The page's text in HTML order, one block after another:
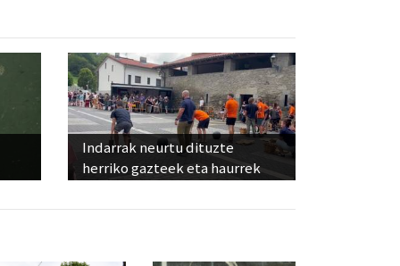
Indarrak neurtu dituzte
herriko gazteek eta haurrek